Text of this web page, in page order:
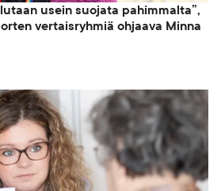
usein suojata pahimmalta”,
vertaisryhmiä ohjaava Minna